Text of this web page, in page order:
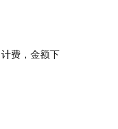
费，金额下